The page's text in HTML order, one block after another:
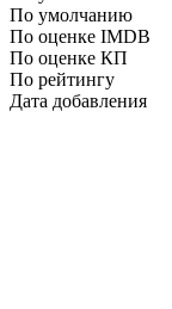
По умолчанию
По оценке IMDB
По оценке КП
По рейтингу
Дата добавления